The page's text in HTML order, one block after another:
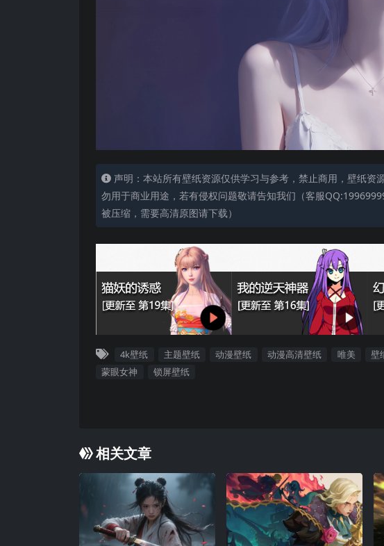
声明：本站所有壁纸资源仅供学习与参考，禁止商用，壁纸
勿用于商业用途，若有侵权问题敬请告知我们（客服
被压缩，需要高清原图请下载）
4k壁纸 主题壁纸 动漫壁纸 动漫高清壁纸 唯美 壁
蒙眼女神
锁屏壁纸
相关文章